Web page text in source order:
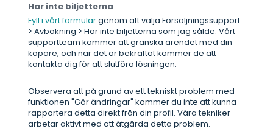
Har inte biljetterna
Fyll i vårt formulärgenom att välja Försäljningssupport
> Avbokning > Har inte biljetterna som jag sålde. Vårt
supportteam kommer att granska ärendet med din
köpare, och när det är bekräftat kommer de att
kontakta dig för att slutföra lösningen.
Observera att på grund av ett tekniskt problem med
funktionen "Gör ändringar" kommer du inte att kunna
rapportera detta direkt från din profil. Våra tekniker
arbetar aktivt med att åtgärda detta problem.